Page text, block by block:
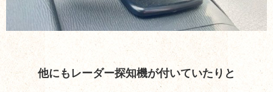
他にもレーダー探知機が付いていたりと